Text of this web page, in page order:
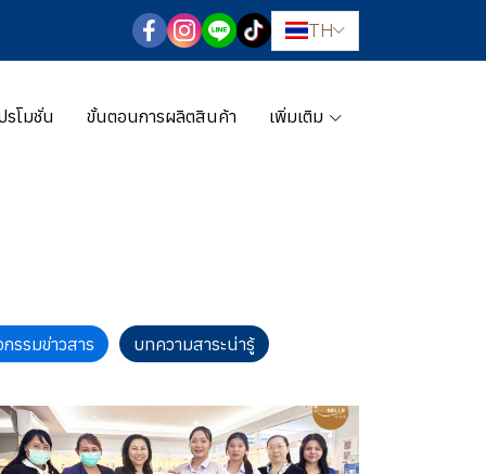
TH
รโมชั่น ขั้นตอนการผลิตสินค้า เพิ่มเติม
รรมข่าวสาร บทความสาระน่ารู้